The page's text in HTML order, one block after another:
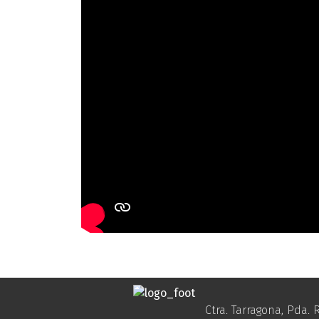
Ctra. Tarragona, Pda.